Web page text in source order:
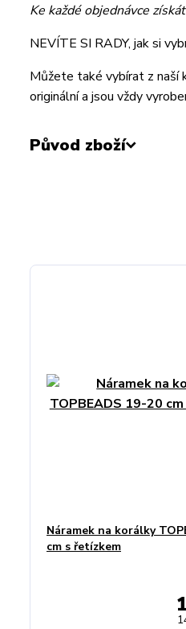
Ke každé objednávce
NEVÍTE SI RADY, jak si
Můžete také vybírat z naší
originální a jsou vždy
Původ zboží
Náramek na korálky
cm s řetízkem